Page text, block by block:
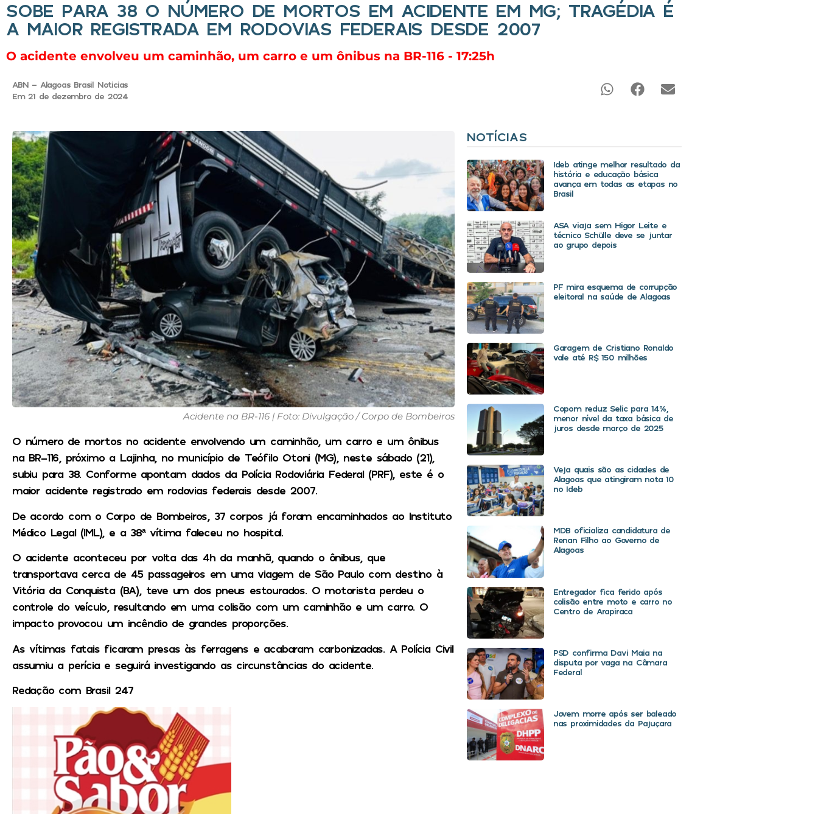
SOBE PARA 38 O NÚMERO DE MORTOS EM ACIDENTE EM MG; TRAGÉDIA É
A MAIOR REGISTRADA EM RODOVIAS FEDERAIS DESDE 2007
O acidente envolveu um caminhão, um carro e um ônibus na BR-116 - 17:25h
ABN - Alagoas Brasil Noticias
Em 21 de dezembro de 2024
Acidente na BR-116 | Foto: Divulgação / Corpo de Bombeiros
O número de mortos no acidente envolvendo um caminhão, um carro e um ônibus
na BR-116, próximo a Lajinha, no município de Teófilo Otoni (MG), neste sábado (21),
subiu para 38. Conforme apontam dados da Polícia Rodoviária Federal (PRF), este é o
maior acidente registrado em rodovias federais desde 2007.
De acordo com o Corpo de Bombeiros, 37 corpos já foram encaminhados ao Instituto
Médico Legal (IML), e a 38ª vítima faleceu no hospital.
O acidente aconteceu por volta das 4h da manhã, quando o ônibus, que
transportava cerca de 45 passageiros em uma viagem de São Paulo com destino à
Vitória da Conquista (BA), teve um dos pneus estourados. O motorista perdeu o
controle do veículo, resultando em uma colisão com um caminhão e um carro. O
impacto provocou um incêndio de grandes proporções.
As vítimas fatais ficaram presas às ferragens e acabaram carbonizadas. A Polícia Civil
assumiu a perícia e seguirá investigando as circunstâncias do acidente.
Redação com Brasil 247
NOTÍCIAS
Ideb atinge melhor resultado da
história e educação básica
avança em todas as etapas no
Brasil
ASA viaja sem Higor Leite e
técnico Schülle deve se juntar
ao grupo depois
PF mira esquema de corrupção
eleitoral na saúde de Alagoas
Garagem de Cristiano Ronaldo
vale até R$ 150 milhões
Copom reduz Selic para 14%,
menor nível da taxa básica de
juros desde março de 2025
Veja quais são as cidades de
Alagoas que atingiram nota 10
no Ideb
MDB oficializa candidatura de
Renan Filho ao Governo de
Alagoas
Entregador fica ferido após
colisão entre moto e carro no
Centro de Arapiraca
PSD confirma Davi Maia na
disputa por vaga na Câmara
Federal
Jovem morre após ser baleado
nas proximidades da Pajuçara